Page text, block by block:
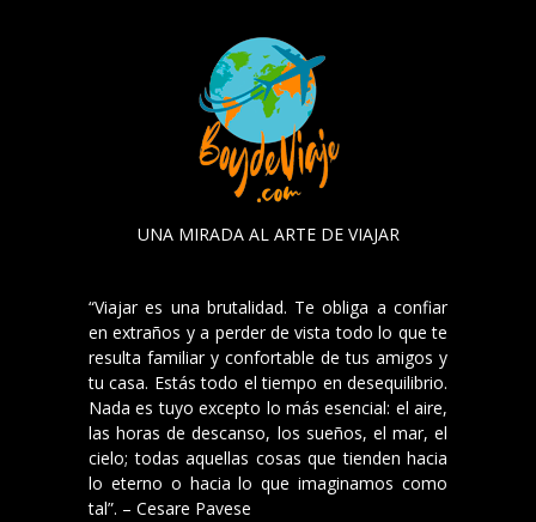
UNA MIRADA AL ARTE DE VIAJAR
“Viajar es una brutalidad. Te obliga a confiar
en extraños y a perder de vista todo lo que te
resulta familiar y confortable de tus amigos y
tu casa. Estás todo el tiempo en desequilibrio.
Nada es tuyo excepto lo más esencial: el aire,
las horas de descanso, los sueños, el mar, el
cielo; todas aquellas cosas que tienden hacia
lo eterno o hacia lo que imaginamos como
tal”. – Cesare Pavese